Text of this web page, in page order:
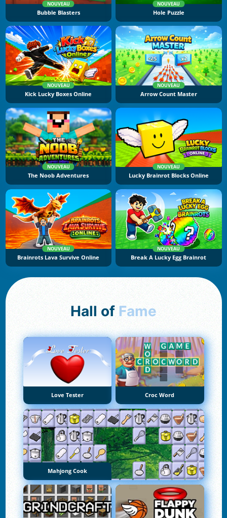
NOUVEAU
Bubble Blasters
NOUVEAU
Hole Puzzle
NOUVEAU
Kick Lucky Boxes Online
NOUVEAU
Arrow Count Master
NOUVEAU
The Noob Adventures
NOUVEAU
Lucky Brainrot Blocks Online
NOUVEAU
Brainrots Lava Survive Online
NOUVEAU
Break A Lucky Egg Brainrot
Hall of Fame
Love Tester Croc Word
Mahjong Cook